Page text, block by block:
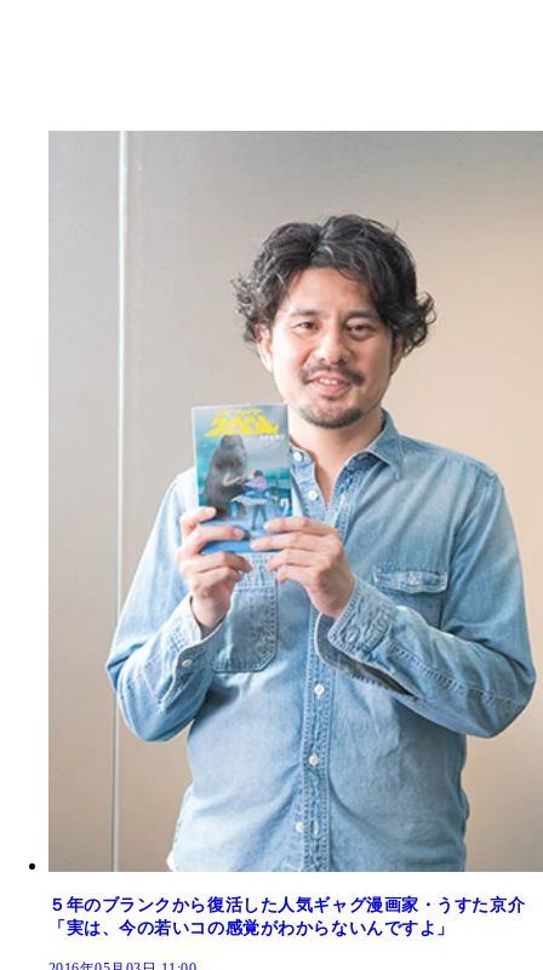
５年のブランクから復活した人気ギャグ漫画家・うすた京介
「実は、今の若いコの感覚がわからないんですよ」